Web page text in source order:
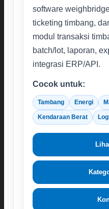
software
ticketing timbang,
modul transaksi
batch/lot, laporan,
integrasi ERP/API.
Cocok untuk:
Tambang Energi
Kendaraan Berat